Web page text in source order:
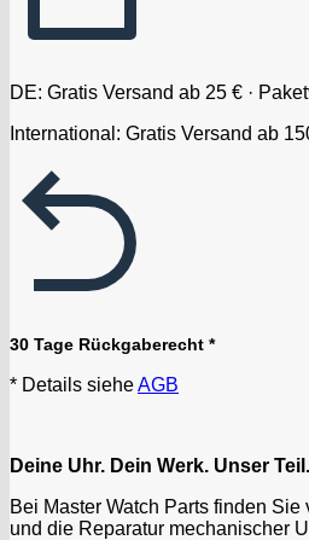
DE: Gratis Versand ab 25 € ·
International: Gratis Versand ab
30 Tage Rückgaberecht *
* Details sieheAGB
Deine Uhr. Dein Werk. Unser Teil.
Bei Master Watch Parts finden
und die Reparatur mechanischer